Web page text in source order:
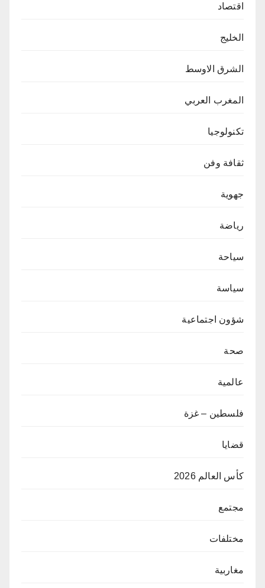
اقتصاد
الخليج
الشرق الاوسط
المغرب العربي
تكنولوجيا
ثقافة وفن
جهوية
رياضة
سياحة
سياسة
شؤون اجتماعية
صحة
عالمية
فلسطين – غزة
قضايا
كأس العالم 2026
مجتمع
مختلفات
مغاربية